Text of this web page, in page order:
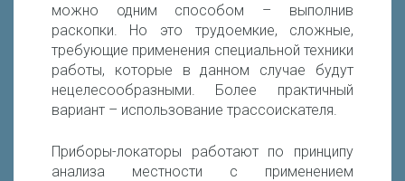
можно одним способом – выполнив
раскопки. Но это трудоемкие, сложные,
требующие применения специальной техники
работы, которые в данном случае будут
нецелесообразными. Более практичный
вариант – использование трассоискателя.
Приборы-локаторы работают по принципу
анализа местности с применением